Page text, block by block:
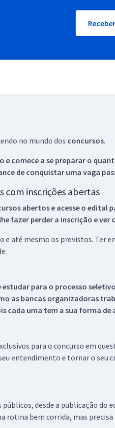
no mundo dos concursos.
e comece a se preparar o
de conquistar uma vaga
com inscrições abertas
abertos e acesse o edital
fazer perder a inscrição e ver
até mesmo os previstos. Ter
para o processo
as bancas organizadoras
uma tem a sua forma de
para o concurso em
entendimento e tornar o seu
desde a publicação
rotina bem corrida, mas